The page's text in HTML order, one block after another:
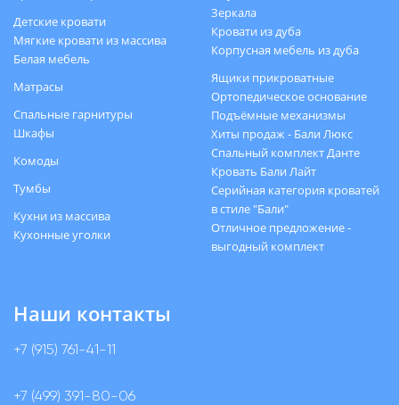
Детские кровати
Мягкие кровати из массива
Белая мебель
Матрасы
Спальные гарнитуры
Шкафы
Комоды
Тумбы
Кухни из массива
Кухонные уголки
Зеркала
Кровати из дуба
Корпусная мебель из дуба
Ящики прикроватные
Ортопедическое основание
Подъёмные механизмы
Хиты продаж - Бали Люкс
Спальный комплект Данте
Кровать Бали Лайт
Серийная категория кроватей
в стиле "Бали"
Отличное предложение -
выгодный комплект
Наши контакты
+7 (915) 761-41-11
+7 (499) 391-80-06